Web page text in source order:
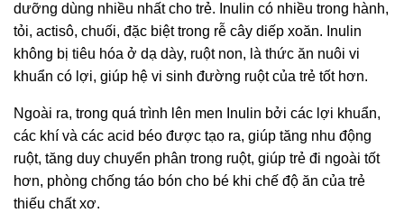
dưỡng dùng nhiều nhất cho trẻ. Inulin có nhiều trong hành,
tỏi, actisô, chuối, đặc biệt trong rễ cây diếp xoăn. Inulin
không bị tiêu hóa ở dạ dày, ruột non, là thức ăn nuôi vi
khuẩn có lợi, giúp hệ vi sinh đường ruột của trẻ tốt hơn.
Ngoài ra, trong quá trình lên men Inulin bởi các lợi khuẩn,
các khí và các acid béo được tạo ra, giúp tăng nhu động
ruột, tăng duy chuyển phân trong ruột, giúp trẻ đi ngoài tốt
hơn, phòng chống táo bón cho bé khi chế độ ăn của trẻ
thiếu chất xơ.